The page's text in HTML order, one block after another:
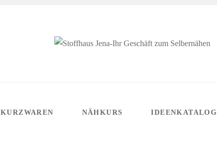
KURZWAREN NÄHKURS IDEENKATALOG